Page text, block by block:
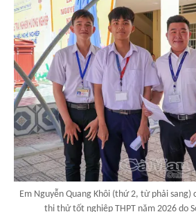
Em Nguyễn Quang Khôi (thứ 2, từ phải sang)
thi thử tốt nghiệp THPT năm 2026 do